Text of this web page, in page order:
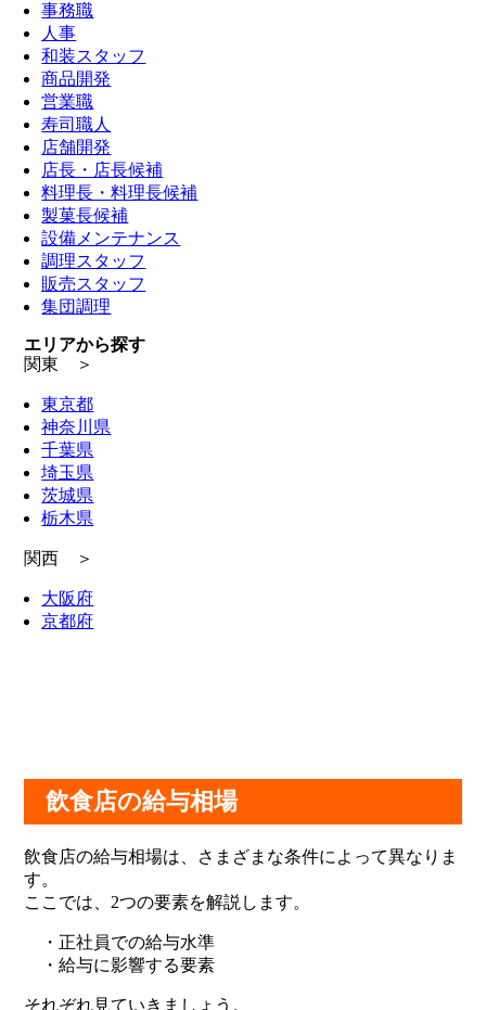
事務職
人事
和装スタッフ
商品開発
営業職
寿司職人
店舗開発
店長・店長候補
料理長・料理長候補
製菓長候補
設備メンテナンス
調理スタッフ
販売スタッフ
集団調理
エリアから探す
関東 ＞
東京都
神奈川県
千葉県
埼玉県
茨城県
栃木県
関西 ＞
大阪府
京都府
飲食店の給与相場
飲食店の給与相場は、さまざまな条件によって異なりま
す。
ここでは、2つの要素を解説します。
・正社員での給与水準
・給与に影響する要素
それぞれ見ていきましょう。